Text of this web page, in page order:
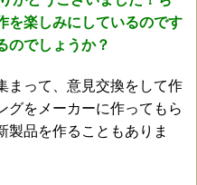
を楽しみにしているのです
のでしょうか？
まって、意見交換をして作
グをメーカーに作ってもら
製品を作ることもありま